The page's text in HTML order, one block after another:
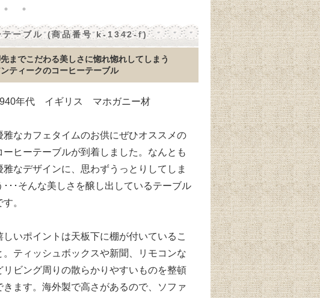
テーブル (商品番号 k-1342-f)
までこだわる美しさに惚れ惚れしてしまう
ティークのコーヒーテーブル
年代 イギリス マホガニー材
雅なカフェタイムのお供にぜひオススメの
ーヒーテーブルが到着しました。なんとも
雅なデザインに、思わずうっとりしてしま
･･･そんな美しさを醸し出しているテーブル
す。
しいポイントは天板下に棚が付いているこ
。ティッシュボックスや新聞、リモコンな
リビング周りの散らかりやすいものを整頓
きます。海外製で高さがあるので、ソファ